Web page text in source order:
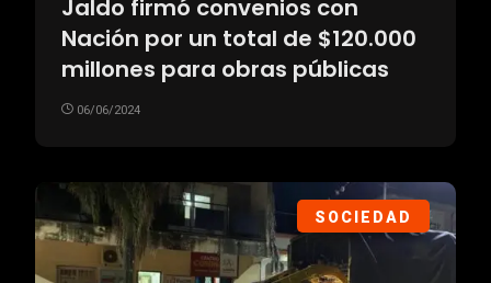
Jaldo firmó convenios con
Nación por un total de $120.000
millones para obras públicas
06/06/2024
SOCIEDAD